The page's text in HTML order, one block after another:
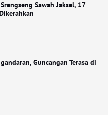
Sawah Jaksel, 17
Guncangan Terasa di